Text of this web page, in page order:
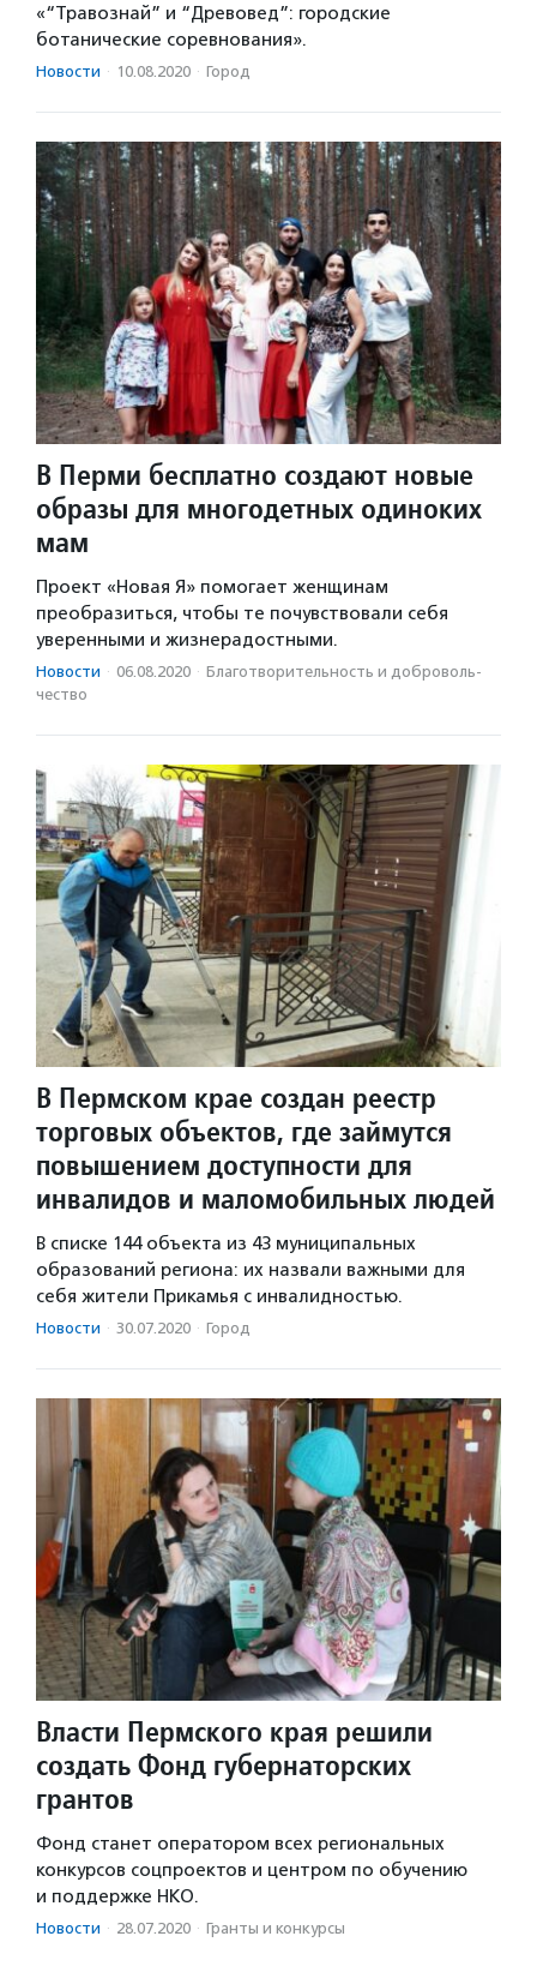
«“Травознай” и “Древовед”: городские
ботанические соревнования».
Новости · 10.08.2020 · Город
В Перми бесплатно создают новые
образы для многодетных одиноких
мам
Проект «Новая Я» помогает женщинам
преобразиться, чтобы те почувствовали себя
уверенными и жизнерадостными.
Новости · 06.08.2020 · Благотвори­тель­ность и доброволь­
чест­во
В Пермском крае создан реестр
торговых объектов, где займутся
повышением доступности для
инвалидов и маломобильных людей
В списке 144 объекта из 43 муниципальных
образований региона: их назвали важными для
себя жители Прикамья с инвалидностью.
Новости · 30.07.2020 · Город
Власти Пермского края решили
создать Фонд губернаторских
грантов
Фонд станет оператором всех региональных
конкурсов соцпроектов и центром по обучению
и поддержке НКО.
Новости · 28.07.2020 · Гранты и конкурсы